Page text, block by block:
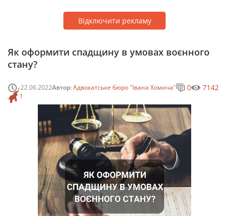
Відключити рекламу
Як оформити спадщину в умовах воєнного
стану?
22.06.2022Автор:Адвокатське бюро "Івана Хомича"
1
0 7142